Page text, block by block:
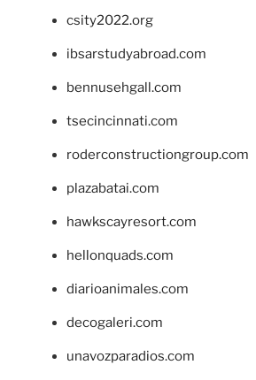
csity2022.org
ibsarstudyabroad.com
bennusehgall.com
tsecincinnati.com
roderconstructiongroup.com
plazabatai.com
hawkscayresort.com
hellonquads.com
diarioanimales.com
decogaleri.com
unavozparadios.com